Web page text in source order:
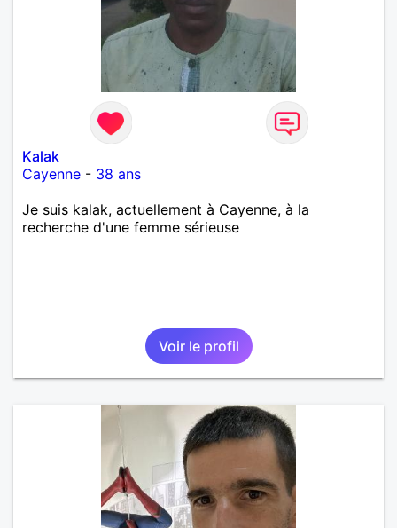
Kalak
Cayenne - 38 ans
Je suis kalak, actuellement à Cayenne, à la
recherche d'une femme sérieuse
Voir le profil